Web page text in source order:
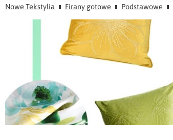
Nowe Tekstylia Firany gotowe Podstawowe